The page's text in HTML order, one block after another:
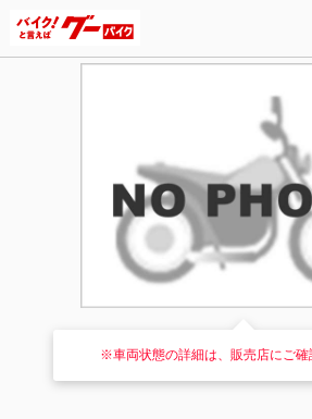
※車両状態の詳細は、販売店にご確